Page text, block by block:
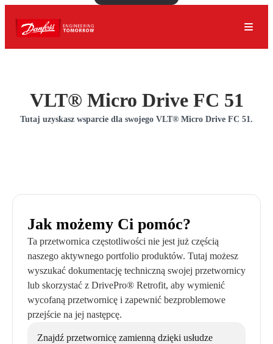
VLT® Micro Drive FC 51
Tutaj uzyskasz wsparcie dla swojego VLT® Micro Drive FC 51.
Jak możemy Ci pomóc?
Ta przetwornica częstotliwości nie jest już częścią
naszego aktywnego portfolio produktów. Tutaj możesz
wyszukać dokumentację techniczną swojej przetwornicy
lub skorzystać z DrivePro® Retrofit, aby wymienić
wycofaną przetwornicę i zapewnić bezproblemowe
przejście na jej następcę.
Znajdź przetwornicę zamienną dzięki usłudze